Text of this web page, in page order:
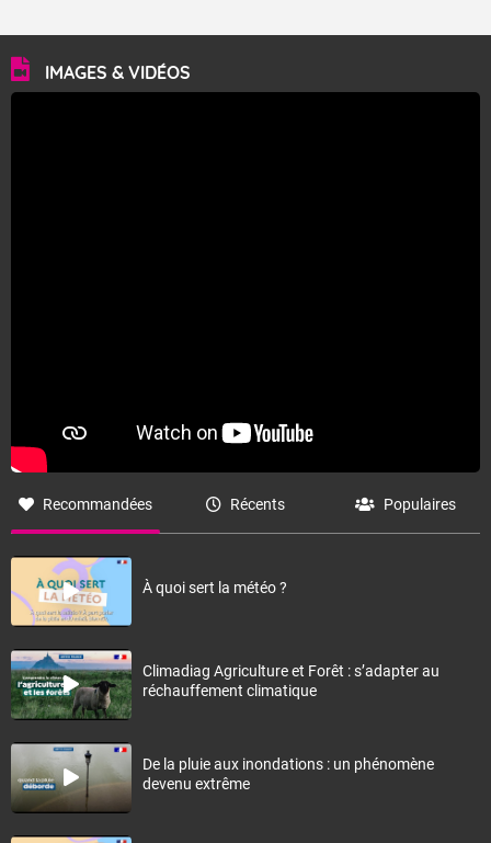
IMAGES & VIDÉOS
Recommandées Récents Populaires
À quoi sert la météo ?
Climadiag Agriculture et Forêt : s’adapter au
réchauffement climatique
De la pluie aux inondations : un phénomène
devenu extrême